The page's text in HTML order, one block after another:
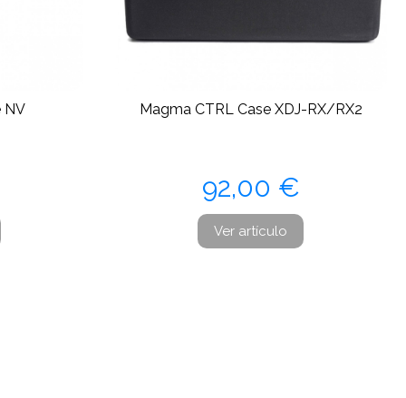
NV Magma CTRL Case XDJ-RX/RX2
Precio
92,00 €
Ver artículo